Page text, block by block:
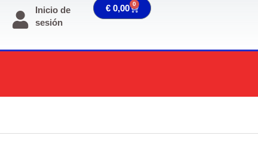
Inicio de
sesión
€ 0,00 0 Carrito